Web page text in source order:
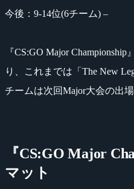
今後：9-14位(6チーム) –
『CS:GO Major
り、これまでは「The New
チームは次回Major大会の出
『CS:GO Major
マット